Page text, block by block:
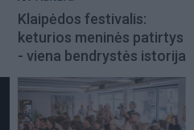
Klaipėdos festivalis:
keturios meninės patirtys
- viena bendrystės istorija